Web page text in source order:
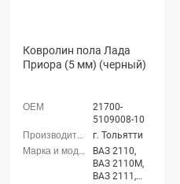
Ковролин пола Лада
Приора (5 мм) (черный)
21700-
5109008-10
г. Тольятти
ВАЗ 2110,
ВАЗ 2110М,
ВАЗ 2111,